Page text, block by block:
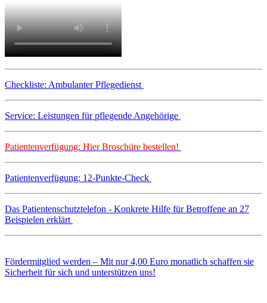
Checkliste: Ambulanter Pflegedienst
Service: Leistungen für pflegende Angehörige
Patientenverfügung: Hier Broschüre bestellen!
Patientenverfügung: 12-Punkte-Check
Das Patientenschutztelefon - Konkrete Hilfe für Betroffene an 27
Beispielen erklärt
Fördermitglied werden – Mit nur 4,00 Euro monatlich schaffen sie
Sicherheit für sich und unterstützen uns!